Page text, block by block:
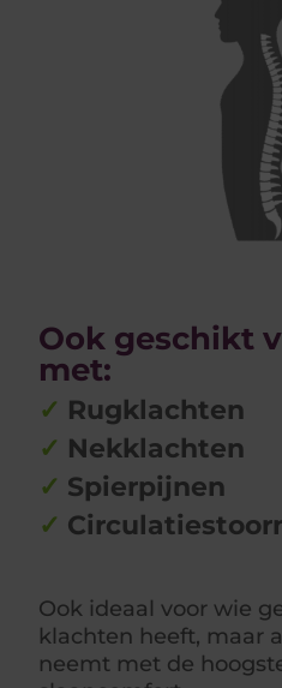
Ook geschikt
met:
✓ Rugklachten
✓ Nekklachten
✓ Spierpijnen
✓
Ook ideaal voor wie
klachten heeft, maar
neemt met de